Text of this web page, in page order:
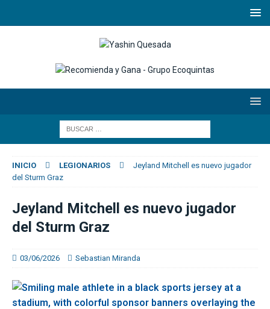
INICIO LEGIONARIOS
Jeyland Mitchell es nuevo jugador
del Sturm Graz
Jeyland Mitchell es nuevo jugador
del Sturm Graz
03/06/2026 Sebastian Miranda